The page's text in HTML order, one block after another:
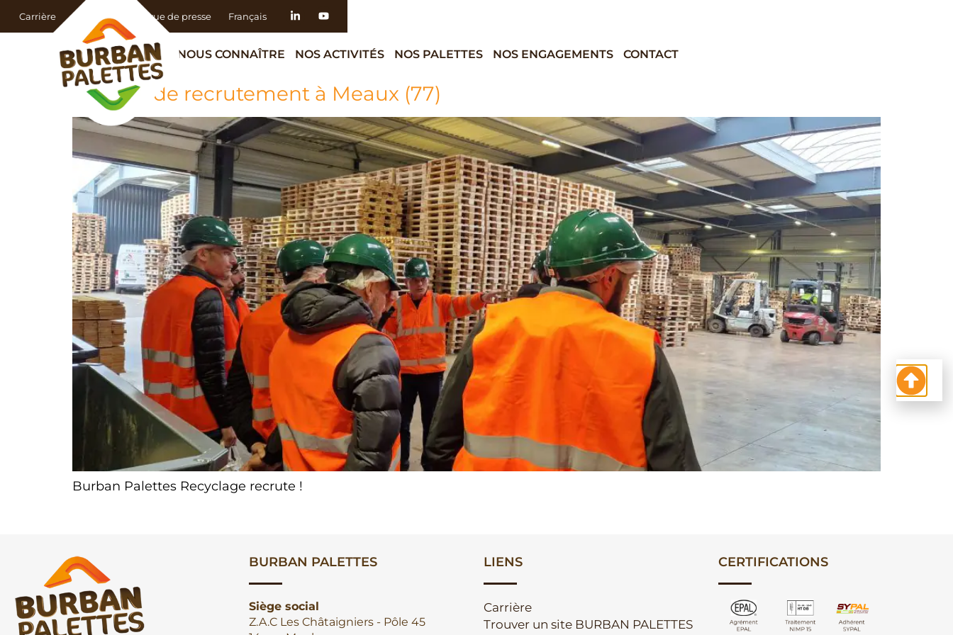
Carrière Actualités Revue de presse Français
NOUS CONNAÎTRE NOS ACTIVITÉS NOS PALETTES NOS ENGAGEMENTS CONTACT
Session de recrutement à Meaux (77)
Burban Palettes Recyclage recrute !
BURBAN PALETTES
Siège social
Z.A.C Les Châtaigniers - Pôle 45
LIENS
Carrière
Trouver un site BURBAN PALETTES
CERTIFICATIONS